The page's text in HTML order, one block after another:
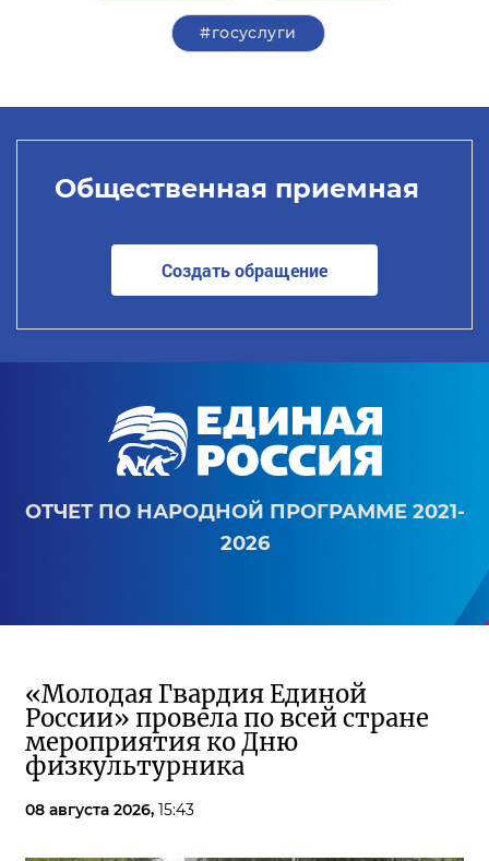
#госуслуги
Общественная приемная
Создать обращение
ОТЧЕТ ПО НАРОДНОЙ ПРОГРАММЕ 2021-
2026
«Молодая Гвардия Единой
России» провела по всей стране
мероприятия ко Дню
физкультурника
08 августа 2026, 15:43